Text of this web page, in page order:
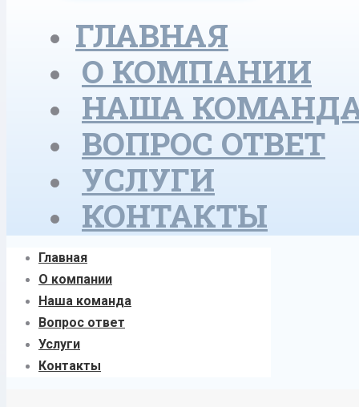
ГЛАВНАЯ
О КОМПАНИИ
НАША
ВОПРОС ОТВЕТ
УСЛУГИ
КОНТАКТЫ
Главная
О компании
Наша команда
Вопрос ответ
Услуги
Контакты